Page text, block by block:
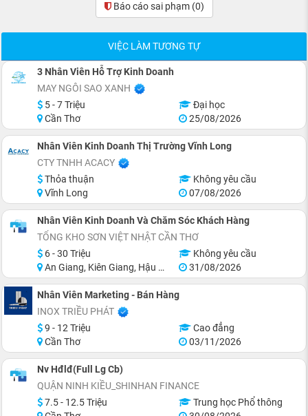
Báo cáo sai phạm (0)
VIỆC LÀM TƯƠNG TỰ
3 Nhân Viên Hỗ Trợ Kinh Doanh
MAY NGÔI SAO XANH
5 - 7 Triệu
Đại học
Cần Thơ
25/08/2026
Nhân Viên Kinh Doanh Thị Trường Vĩnh Long
CTY TNHH ACACY
Thỏa thuận
Không yêu cầu
Vĩnh Long
07/08/2026
Nhân Viên Kinh Doanh Và Chăm Sóc Khách Hàng
TỔNG KHO SƠN VIỆT NHẬT CẦN THƠ
6 - 30 Triệu
Không yêu cầu
An Giang, Kiên Giang, Hậu Giang, Sóc Trăng, Bạc Liêu, Cà Mau
31/08/2026
Nhân Viên Marketing - Bán Hàng
INOX TRIỀU PHÁT
9 - 12 Triệu
Cao đẳng
Cần Thơ
03/11/2026
Nv Hđlđ(Full Lg Cb)
QUẬN NINH KIỀU_SHINHAN FINANCE
7.5 - 12.5 Triệu
Trung học Phổ thông